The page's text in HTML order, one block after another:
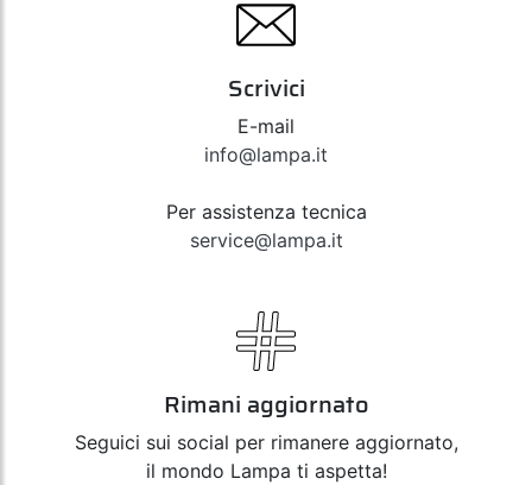
Scrivici
E-mail
info@lampa.it
Per assistenza tecnica
service@lampa.it
Rimani aggiornato
Seguici sui social per rimanere aggiornato,
il mondo Lampa ti aspetta!